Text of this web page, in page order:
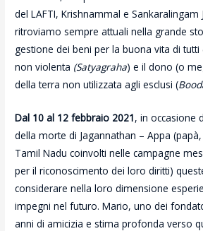
del LAFTI, Krishnammal e Sankaralingam
ritroviamo sempre attuali nella grande
gestione dei beni per la buona vita di tutti
non violenta (Satyagraha) e il dono (o
della terra non utilizzata agli esclusi (
Dal 10 al 12 febbraio 2021, in occasione
della morte di Jagannathan – Appa
Tamil Nadu coinvolti nelle campagne
per il riconoscimento dei loro diritti)
considerare nella loro dimensione
impegni nel futuro. Mario, uno dei
anni di amicizia e stima profonda verso